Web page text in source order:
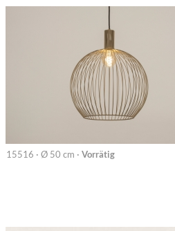
15516 · Ø 50 cm · Vorrätig